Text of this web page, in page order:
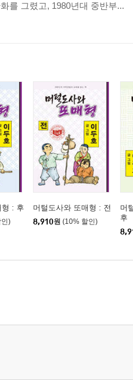
를 그렸고, 1980년대 중반부...
형 : 후
)
머털도사와 또매형 : 전
8,910원 (10% 할인)
머
후